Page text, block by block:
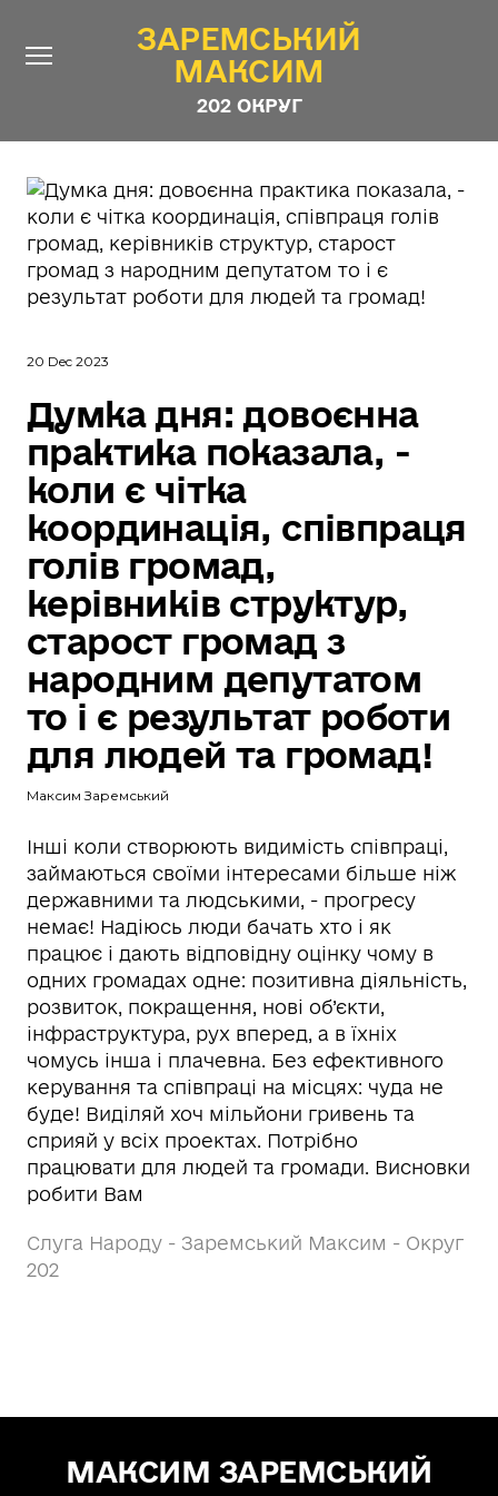
ЗАРЕМСЬКИЙ
МАКСИМ
202 ОКРУГ
ЗАРЕМСЬКИЙ
МАКСИМ
202 ОКРУГ
Новини
Звіти
Контакти
Стежити за Депутатом
20 Dec 2023
Думка дня: довоєнна
практика показала, -
коли є чітка
координація, співпраця
голів громад,
керівників структур,
старост громад з
народним депутатом
то і є результат роботи
для людей та громад!
Максим Заремський
Інші коли створюють видимість співпраці,
займаються своїми інтересами більше ніж
державними та людськими, - прогресу
немає! Надіюсь люди бачать хто і як
працює і дають відповідну оцінку чому в
одних громадах одне: позитивна діяльність,
розвиток, покращення, нові об’єкти,
інфраструктура, рух вперед, а в їхніх
чомусь інша і плачевна. Без ефективного
керування та співпраці на місцях: чуда не
буде! Виділяй хоч мільйони гривень та
сприяй у всіх проектах. Потрібно
працювати для людей та громади. Висновки
робити Вам
Слуга Народу - Заремський Максим - Округ
202
МАКСИМ ЗАРЕМСЬКИЙ